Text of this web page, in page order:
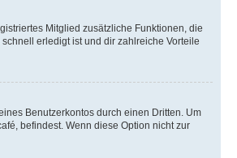
Mitglied zusätzliche Funktionen, die
erledigt ist und dir zahlreiche Vorteile
Benutzerkontos durch einen Dritten. Um
befindest. Wenn diese Option nicht zur